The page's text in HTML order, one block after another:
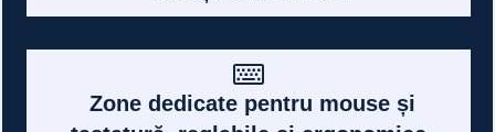
Suporturi robuste pentru monitoare și